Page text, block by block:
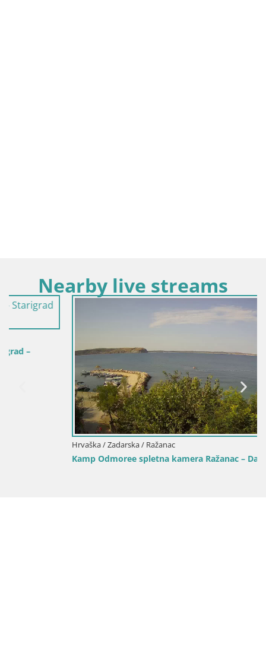
Nearby live streams
Hrvaška / Zadarska / Ražanac
Kamp Odmoree spletna kamera Ražanac – Dalmacija